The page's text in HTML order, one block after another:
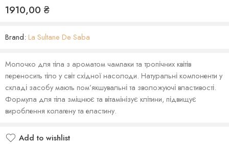
1910,00 ₴
Brand: La Sultane De Saba
Молочко для тіла з ароматом чампаки та тропічних квітів
переносить тіло у світ східної насолоди. Натуральні компоненти у
складі засобу мають пом’якшувальні та зволожуючі властивості.
Формула для тіла зміцнює та вітамінізує клітини, підвищує
вироблення колагену та еластину.
Add to wishlist